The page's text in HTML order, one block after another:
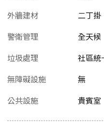
外牆建材
二丁掛
警衛管理
全天候
垃圾處理
社區統
無障礙設施
無
公共設施
貴賓室